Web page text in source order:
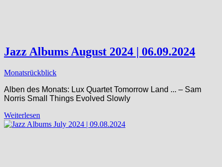
Jazz Albums August 2024 | 06.09.2024
Monatsrückblick
Alben des Monats: Lux Quartet Tomorrow Land ​.​.​. – Sam
Norris Small Things Evolved Slowly
Weiterlesen